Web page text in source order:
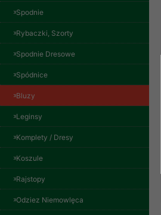
Spodnie
Rybaczki, Szorty
Spodnie Dresowe
Spódnice
Bluzy
Leginsy
Komplety / Dresy
Koszule
Rajstopy
Odziez Niemowlęca
L-3XL. 1 kolor.
Paczka 10 szt